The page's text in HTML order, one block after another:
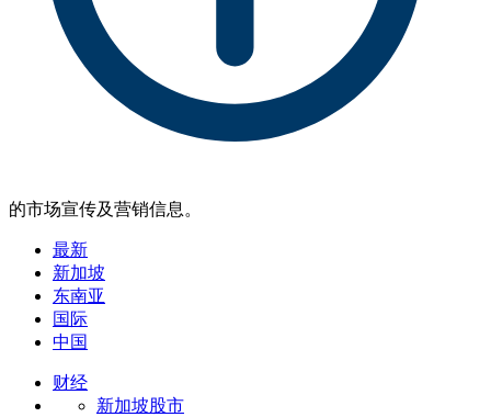
的市场宣传及营销信息。
最新
新加坡
东南亚
国际
中国
财经
新加坡股市